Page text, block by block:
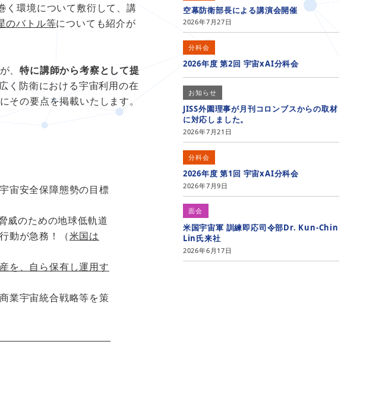
環境について敷衍して、講
のバトル等についても紹介が
、特に講師から考察として提
く防衛における宇宙利用の在
その要点を掲載いたします。
宙安全保障態勢の目標
威のための地球低軌道
動が急務！（米国は
を、自ら保有し運用す
業宇宙統合戦略等を策
空幕防衛部長による講演会開催
2026年7月27日
分科会
2026年度 第2回 宇宙xAI分科会
お知らせ
JISS外園理事が月刊コロンブスからの取材
に対応しました。
2026年7月21日
分科会
2026年度 第1回 宇宙xAI分科会
2026年7月9日
面会
米国宇宙軍 訓練即応司令部Dr. Kun-Chin
Lin氏来社
2026年6月17日